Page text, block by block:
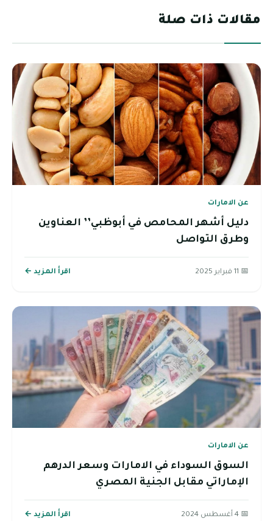
مقالات ذات صلة
عن الامارات
دليل أشهر المحامص في أبوظبي’’ العناوين
وطرق التواصل
📅 11 فبراير 2025 اقرأ المزيد ←
عن الامارات
السوق السوداء في الامارات وسعر الدرهم
الإماراتي مقابل الجنية المصري
📅 4 أغسطس 2024 اقرأ المزيد ←